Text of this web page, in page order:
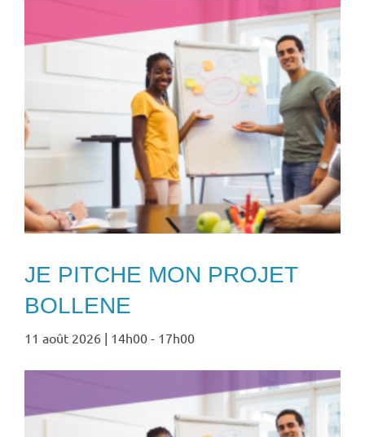
JE PITCHE MON PROJET
BOLLENE
11 août 2026 | 14h00 - 17h00